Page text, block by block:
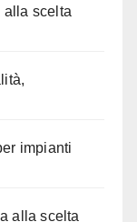
alla scelta
impianti
alla scelta